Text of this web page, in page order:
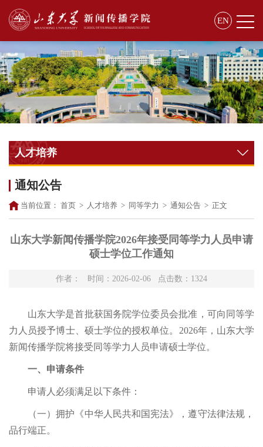
EN
人才培养
通知公告
当前位置： 首页 > 人才培养 > 同等学力 > 通知公告 > 正文
山东大学新闻传播学院2026年接受同等学力人员申请
硕士学位工作通知
作者： 时间：2026-02-06 点击数： 1324
山东大学是首批获国务院学位委员会批准，可向同等学
力人员授予博士、硕士学位的授权单位。 2026年，山东大学
新闻传播学院将接受同等学力人员申请硕士学位。
一、 申请条件
申请人必须满足以下条件：
（一）拥护《中华人民共和国宪法》，遵守法律法规，
品行端正。